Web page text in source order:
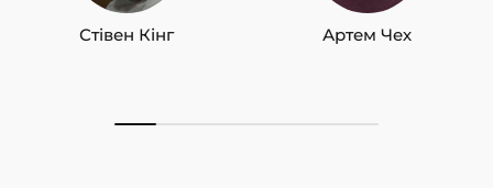
Стівен Кінг Артем Чех